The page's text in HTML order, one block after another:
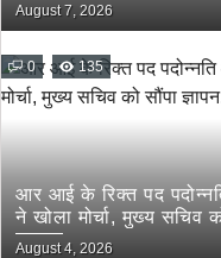
August 7, 2026
0 135
आर आई के रिक्त पद
ने खोला मोर्चा, मुख्य सचिव
August 4, 2026